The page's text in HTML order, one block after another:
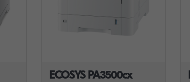
ECOSYS PA3500cx